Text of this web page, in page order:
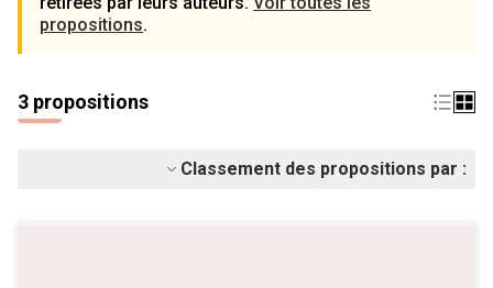
propositions.
3 propositions
Classement des propositions par :